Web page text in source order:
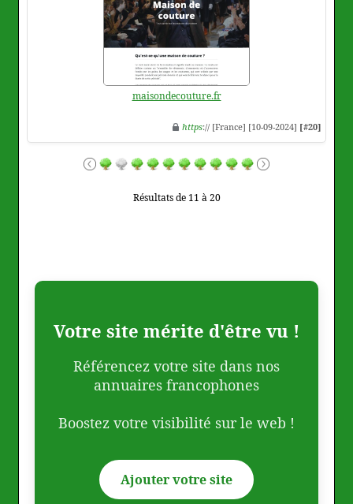
maisondecouture.fr
https:// [France] [10-09-2024] [#20]
Résultats de 11 à 20
Votre site mérite d'être vu !
Référencez votre site dans nos
annuaires francophones
Boostez votre visibilité sur le web !
Ajouter votre site